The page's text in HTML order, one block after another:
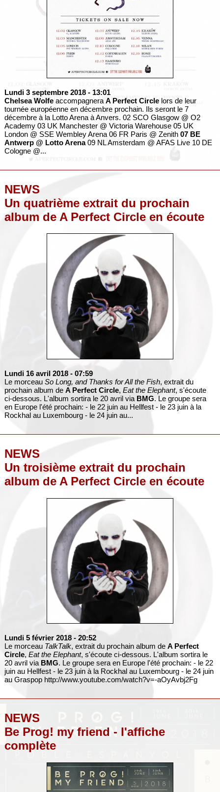
Lundi 3 septembre 2018 - 13:01
Chelsea Wolfeaccompagnera A Perfect Circlelors de leur
tournée européenne en décembre prochain. Ils seront le 7
décembre à la Lotto Arena à Anvers. 02 SCO Glasgow @ O2
Academy 03 UK Manchester @ Victoria Warehouse 05 UK
London @ SSE Wembley Arena 06 FR Paris @ Zenith 07 BE
Antwerp @ Lotto Arena09 NL Amsterdam @ AFAS Live 10 DE
Cologne @...
NEWS
Un quatrième extrait du prochain
album de A Perfect Circle en écoute
Lundi 16 avril 2018 - 07:59
Le morceau So Long, and Thanks for All the Fish, extrait du
prochain album de A Perfect Circle, Eat the Elephant, s'écoute
ci-dessous. L'album sortira le 20 avril via BMG. Le groupe sera
en Europe l'été prochain: - le 22 juin au Hellfest - le 23 juin à la
Rockhal au Luxembourg - le 24 juin au...
NEWS
Un troisième extrait du prochain
album de A Perfect Circle en écoute
Lundi 5 février 2018 - 20:52
Le morceau TalkTalk, extrait du prochain album de A Perfect
Circle, Eat the Elephant, s'écoute ci-dessous. L'album sortira le
20 avril via BMG. Le groupe sera en Europe l'été prochain: - le 22
juin au Hellfest - le 23 juin à la Rockhal au Luxembourg - le 24 juin
au Graspop http://www.youtube.com/watch?v=-aOyAvbj2Fg
NEWS
Be Prog! my friend - l'affiche
complète